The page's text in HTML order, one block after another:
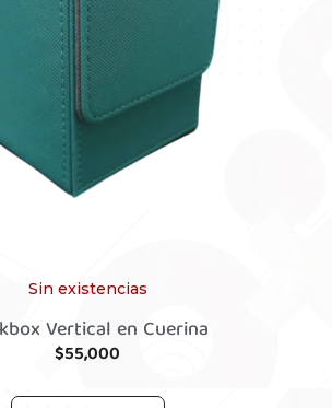
Sin existencias
Vertical en Cuerina
$55,000